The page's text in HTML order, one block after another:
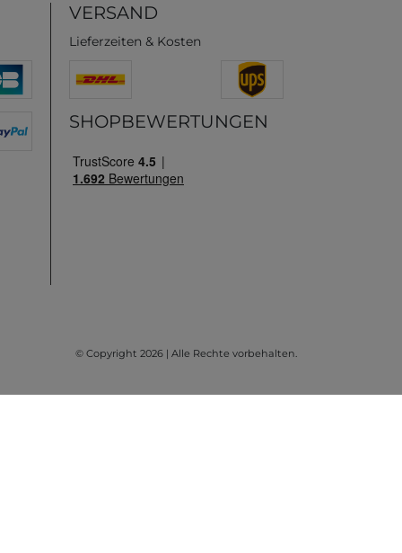
VERSAND
Lieferzeiten & Kosten
SHOPBEWERTUNGEN
© Copyright 2026 | Alle Rechte vorbehalten.